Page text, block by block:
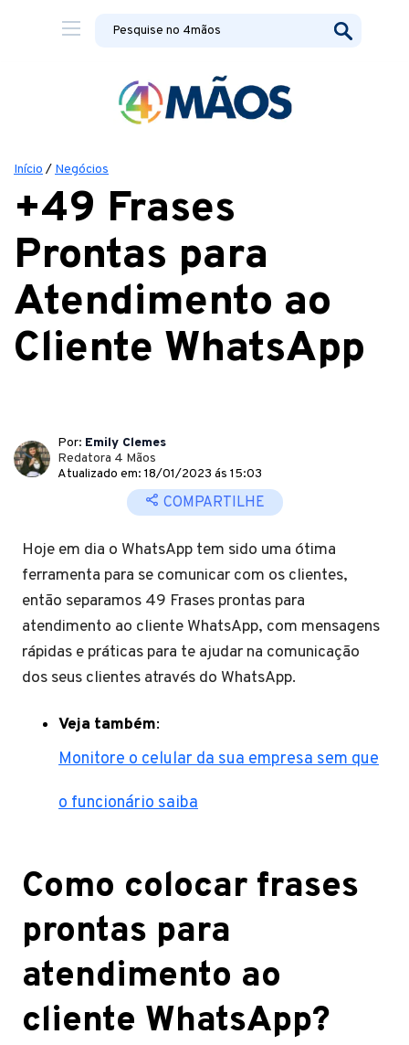
Início / Negócios
+49 Frases
Prontas para
Atendimento ao
Cliente WhatsApp
Por: Emily Clemes
Redatora 4 Mãos
Atualizado em: 18/01/2023 ás 15:03
COMPARTILHE
Hoje em dia o WhatsApp tem sido uma ótima
ferramenta para se comunicar com os clientes,
então separamos 49 Frases prontas para
atendimento ao cliente WhatsApp, com mensagens
rápidas e práticas para te ajudar na comunicação
dos seus clientes através do WhatsApp.
Veja também:
Monitore o celular da sua empresa sem que
o funcionário saiba
Como colocar frases
prontas para
atendimento ao
cliente WhatsApp?